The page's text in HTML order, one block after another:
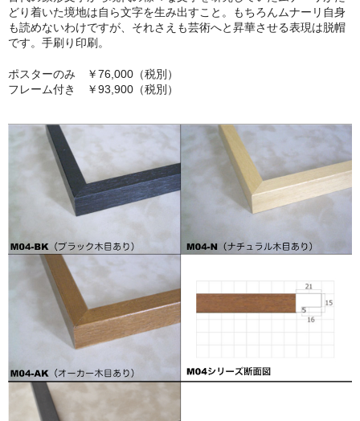
ダネーゼ【DANESE MILANO】
フォトアートポスター
アンディ・ウォーホル
olivetti
猫・ねこ・ネコ
額装品一覧
アンリ・マティス額装
カッズミイダ×手塚治虫額装
スペイン製アートポスター額装
フランス製モノクロフォト額装
Classic Pooh額装
どり着いた境地は自ら文字を生み出すこと。もちろんムナーリ自身
も読めないわけですが、それさえも芸術へと昇華させる表現は脱帽
です。手刷り印刷。
ポスターのみ ￥76,000（税別）
フレーム付き ￥93,900（税別）